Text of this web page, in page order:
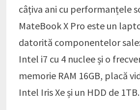
câțiva ani cu performanțele
MateBook X Pro este un
datorită componentelor
Intel i7 cu 4 nuclee și o
memorie RAM 16GB, placă
Intel Iris Xe și un HDD de 1TB.